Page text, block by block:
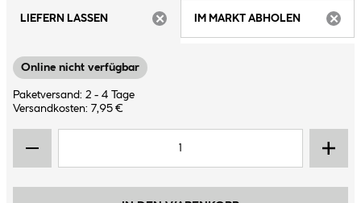
LIEFERN LASSEN
IM MARKT ABHOLEN
Online nicht verfügbar
Paketversand: 2 - 4 Tage
Versandkosten: 7,95 €